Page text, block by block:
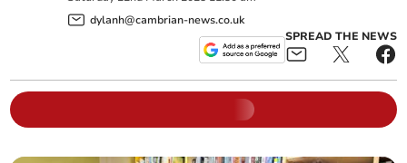
dylanh@cambrian-news.co.uk
SPREAD THE NEWS